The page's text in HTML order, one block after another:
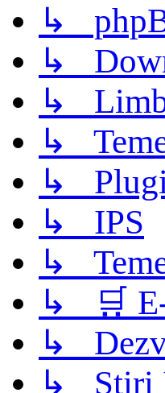
↳
↳
↳
↳
↳
↳ IPS
↳
↳ 🛒 E-
↳
↳ Știri